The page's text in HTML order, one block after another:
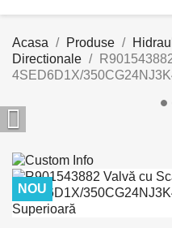
Acasa Produse
Directionale
4SED6D1X/

NOU